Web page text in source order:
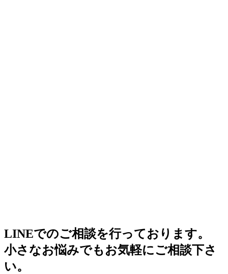
LINEでのご相談を行っております。
小さなお悩みでもお気軽にご相談下さ
い。